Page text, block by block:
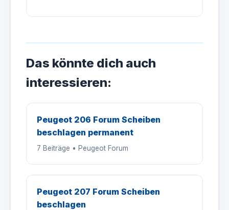
Das könnte dich auch
interessieren:
Peugeot 206 Forum Scheiben
beschlagen permanent
7 Beiträge • Peugeot Forum
Peugeot 207 Forum Scheiben
beschlagen